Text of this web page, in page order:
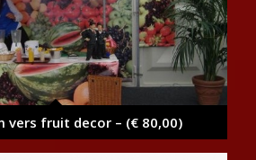
vers fruit decor – (€ 80,00)